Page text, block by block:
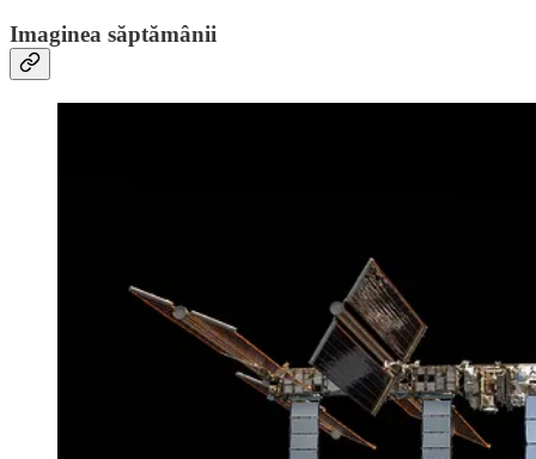
Imaginea săptămânii